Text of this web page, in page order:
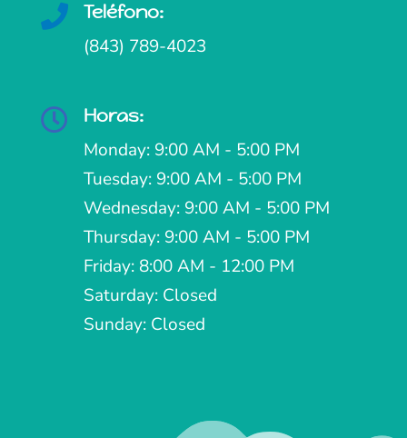
 Teléfono:
(843) 789-4023
 Horas:
Monday: 9:00 AM - 5:00 PM
Tuesday: 9:00 AM - 5:00 PM
Wednesday: 9:00 AM - 5:00 PM
Thursday: 9:00 AM - 5:00 PM
Friday: 8:00 AM - 12:00 PM
Saturday: Closed
Sunday: Closed